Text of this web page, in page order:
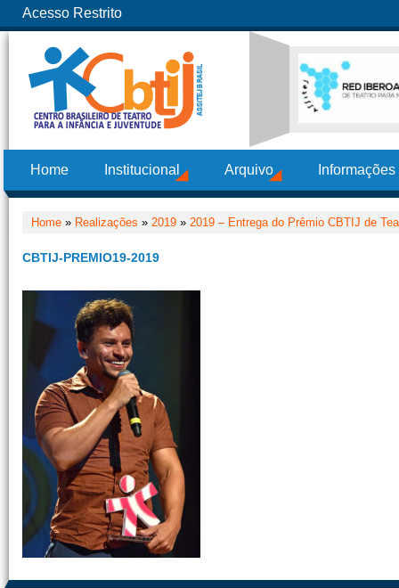
Acesso Restrito
Home Institucional Arquivo
Home » Realizações » 2019 » 2019 – Entrega do Prêmio CBTIJ de
CBTIJ-PREMIO19-2019